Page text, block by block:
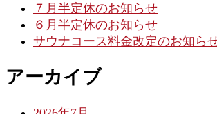
７月半定休のお知らせ
６月半定休のお知らせ
サウナコース料金改定のお知ら
アーカイブ